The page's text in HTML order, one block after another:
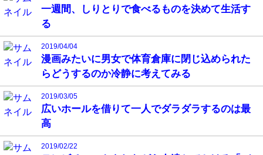
一週間、しりとりで食べるものを決めて生活す
る
2019/04/04
漫画みたいに男女で体育倉庫に閉じ込められた
らどうするのか冷静に考えてみる
2019/03/05
広いホールを借りて一人でダラダラするのは最
高
2019/02/22